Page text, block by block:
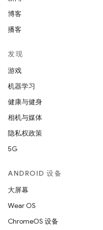
博客
播客
发现
游戏
机器学习
健康与健身
相机与媒体
隐私权政策
5G
ANDROID 设备
大屏幕
Wear OS
ChromeOS 设备